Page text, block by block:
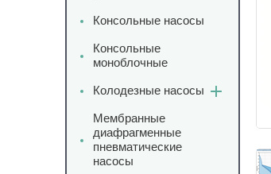
Консольные насосы
Консольные
моноблочные
Колодезные насосы
Мембранные
диафрагменные
пневматические
насосы